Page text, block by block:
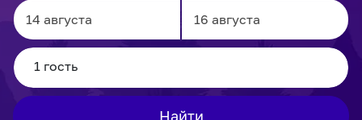
Navigate
forward
to
interact
Navigate
to
interact
Найти